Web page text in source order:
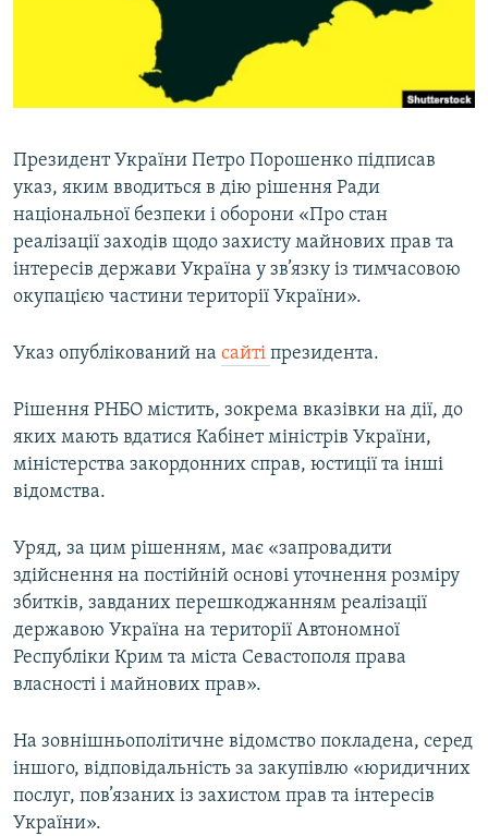
ВІДЕОУРОКИ «ELIFBE»
СВІДЧЕННЯ ОКУПАЦІЇ
УКРАЇНСЬКА ПРОБЛЕМА КРИМУ
Усі сайти RFE/RL
Президент України Петро Порошенко підписав
указ, яким вводиться в дію рішення Ради
національної безпеки і оборони «Про стан
реалізації заходів щодо захисту майнових прав та
інтересів держави Україна у зв’язку із тимчасовою
окупацією частини території України».
Указ опублікований на сайті президента.
Рішення РНБО містить, зокрема вказівки на дії, до
яких мають вдатися Кабінет міністрів України,
міністерства закордонних справ, юстиції та інші
відомства.
Уряд, за цим рішенням, має «запровадити
здійснення на постійній основі уточнення розміру
збитків, завданих перешкоджанням реалізації
державою Україна на території Автономної
Республіки Крим та міста Севастополя права
власності і майнових прав».
На зовнішньополітичне відомство покладена, серед
іншого, відповідальність за закупівлю «юридичних
послуг, пов’язаних із захистом прав та інтересів
України».